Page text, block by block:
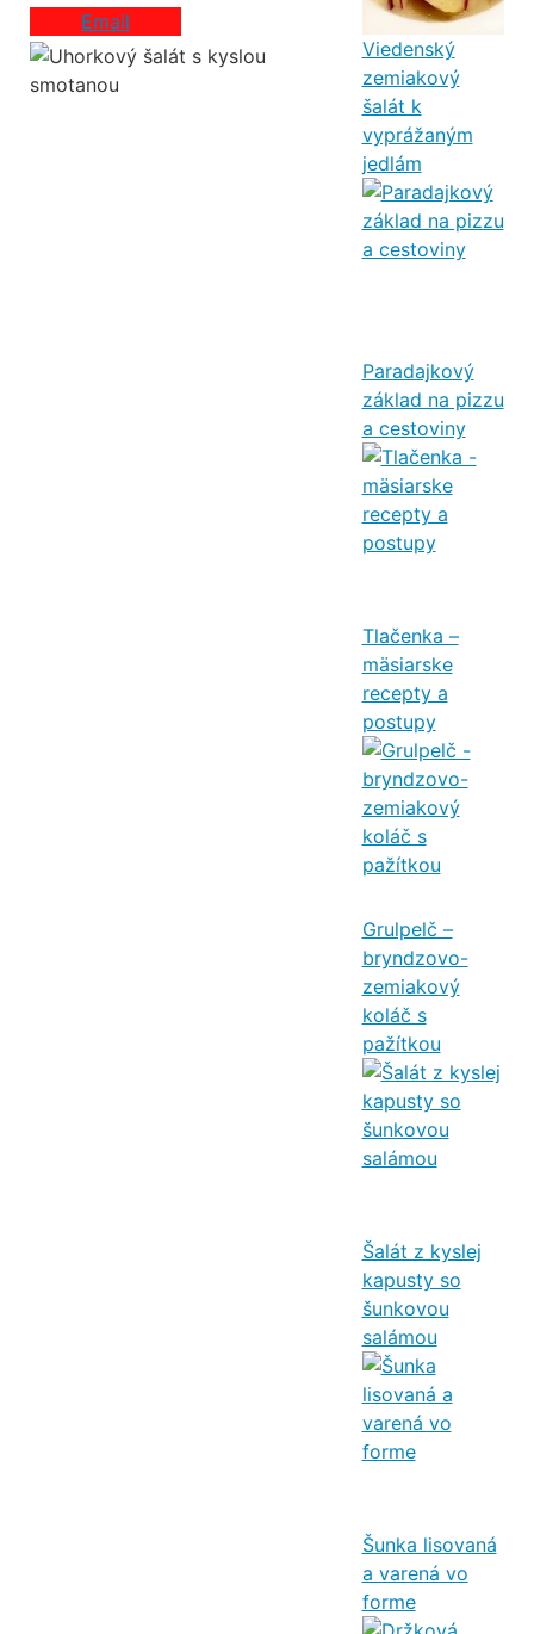
Email
Viedenský
zemiakový
šalát k
vyprážaným
jedlám
Paradajkový
základ na pizzu
a cestoviny
Tlačenka –
mäsiarske
recepty a
postupy
Grulpelč –
bryndzovo-
zemiakový
koláč s
pažítkou
Šalát z kyslej
kapusty so
šunkovou
salámou
Šunka lisovaná
a varená vo
forme